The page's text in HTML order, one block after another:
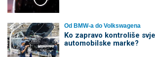
Od BMW-a do Volkswagena
Ko zapravo kontroliše
automobilske marke?